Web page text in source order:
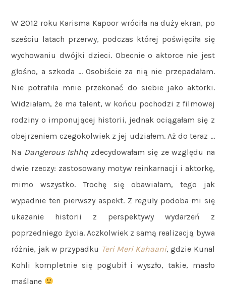
W 2012 roku Karisma Kapoor wróciła na duży ekran, po
sześciu latach przerwy, podczas której poświęciła się
wychowaniu dwójki dzieci. Obecnie o aktorce nie jest
głośno, a szkoda … Osobiście za nią nie przepadałam.
Nie potrafiła mnie przekonać do siebie jako aktorki.
Widziałam, że ma talent, w końcu pochodzi z filmowej
rodziny o imponującej historii, jednak ociągałam się z
obejrzeniem czegokolwiek z jej udziałem. Aż do teraz …
Na Dangerous Ishhqzdecydowałam się ze względu na
dwie rzeczy: zastosowany motyw reinkarnacji i aktorkę,
mimo wszystko. Trochę się obawiałam, tego jak
wypadnie ten pierwszy aspekt. Z reguły podoba mi się
ukazanie historii z perspektywy wydarzeń z
poprzedniego życia. Aczkolwiek z samą realizacją bywa
różnie, jak w przypadku Teri Meri Kahaani, gdzie Kunal
Kohli kompletnie się pogubił i wyszło, takie, masło
maślane